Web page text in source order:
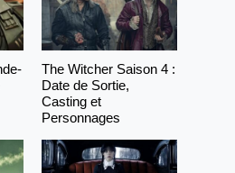
The Witcher Saison 4 :
Date de Sortie,
Casting et
Personnages